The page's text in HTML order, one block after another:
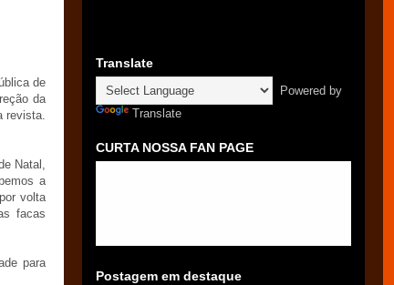
de
da
revista.
Natal,
a
volta
facas
para
Translate
Powered by
Translate
CURTA NOSSA FAN PAGE
Postagem em destaque